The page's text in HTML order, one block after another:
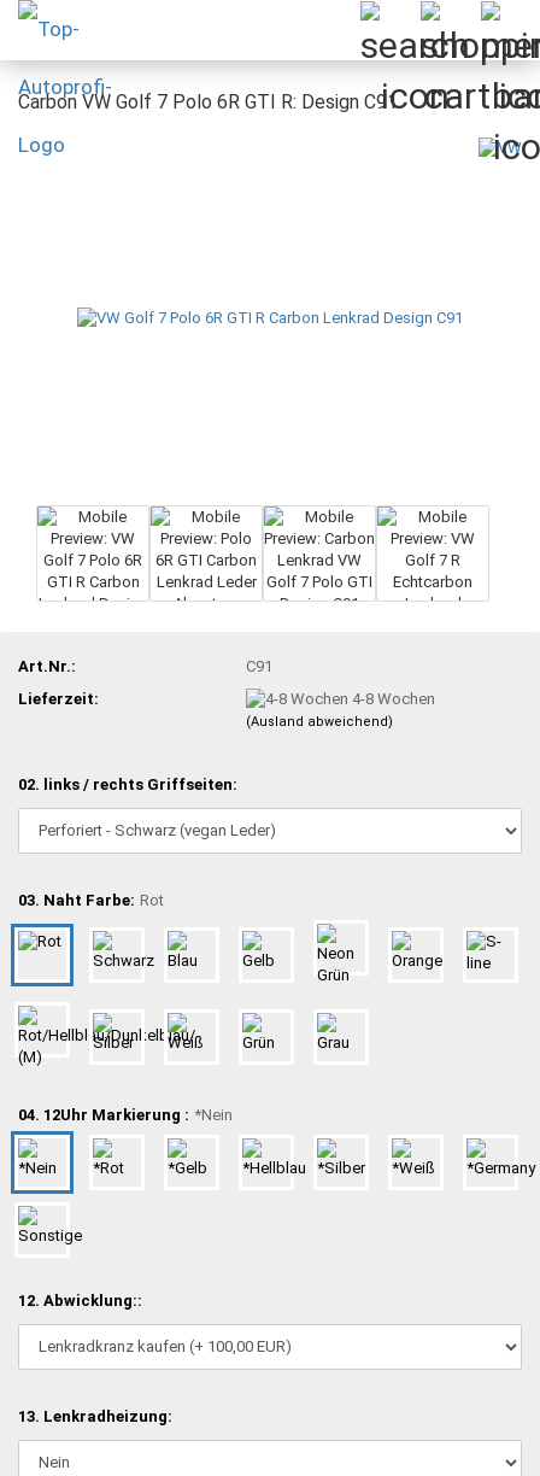
Carbon VW Golf 7 Polo 6R GTI R: Design C91
Art.Nr.:
C91
Lieferzeit:
4-8 Wochen
(Ausland abweichend)
02. links / rechts Griffseiten:
03. Naht Farbe: Rot
04. 12Uhr Markierung : *Nein
12. Abwicklung::
13. Lenkradheizung: